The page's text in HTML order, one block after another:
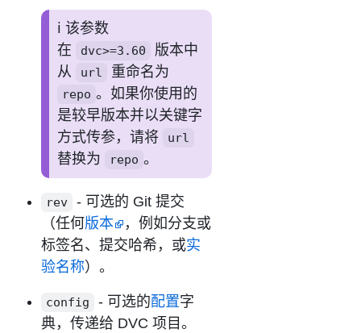
该参数
在
dvc>=3.60
版本中
从
url 重命名为
repo 。如果你使用的
是较早版本并以关键字
方式传参，请将
url
替换为 repo 。
rev
- 可选的 Git 提交
（任何版本
，例如分支或
标签名、提交哈希，或实
验名称）。
config - 可选的配置字
典，传递给 DVC 项目。